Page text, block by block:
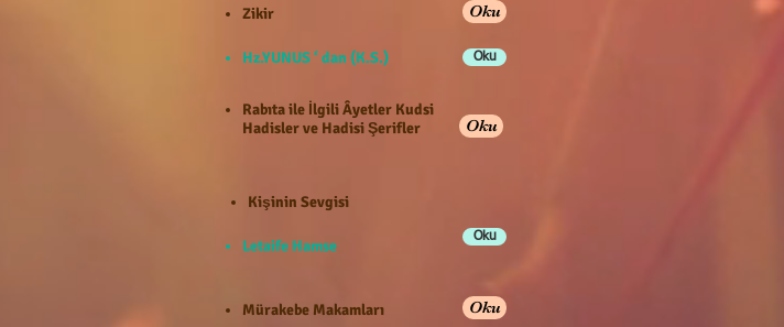
Oku
Zikir
Oku
Hz.YUNUS ‘ dan (K.S.)
Oku
Rabıta ile İlgili Âyetler Kudsi
Hadisler ve Hadisi Şerifler
Letaife Hamse Oku
Mürakebe Makamları
Kişinin Sevgisi
Oku